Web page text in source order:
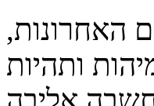
האחרונות,
ותהיות